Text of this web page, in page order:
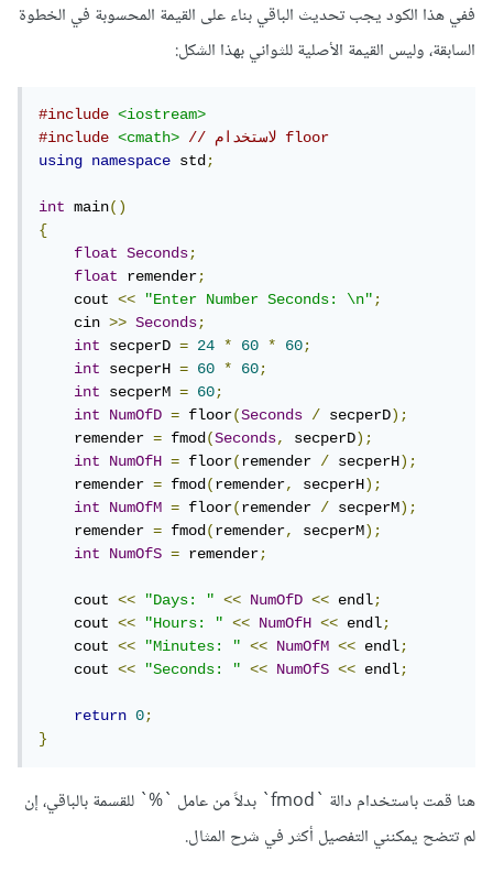
ففي هذا الكود يجب تحديث الباقي بناء على القيمة المحسوبة في الخطوة
السابقة، وليس القيمة الأصلية للثواني بهذا الشكل:
#include
<iostream>
#include
<cmath>
// لاستخدام floor
using
namespace std;
int main()
{
float
Seconds;
float
remender;
cout << "Enter Number Seconds: \n";
cin >> Seconds;
int
secperD = 24 * 60 * 60;
int
secperH = 60 * 60;
int
secperM = 60;
int
NumOfD = floor(Seconds / secperD);
remender = fmod(Seconds, secperD);
int
NumOfH = floor(remender / secperH);
remender = fmod(remender, secperH);
int
NumOfM = floor(remender / secperM);
remender = fmod(remender, secperM);
int
NumOfS = remender;
cout << "Days: " << NumOfD << endl;
cout << "Hours: " << NumOfH << endl;
cout << "Minutes: " << NumOfM << endl;
cout << "Seconds: " << NumOfS << endl;
return 0;
}
هنا قمت باستخدام دالة `fmod` بدلاً من عامل `%` للقسمة بالباقي، إن
لم تتضح يمكنني التفصيل أكثر في شرح المثال.